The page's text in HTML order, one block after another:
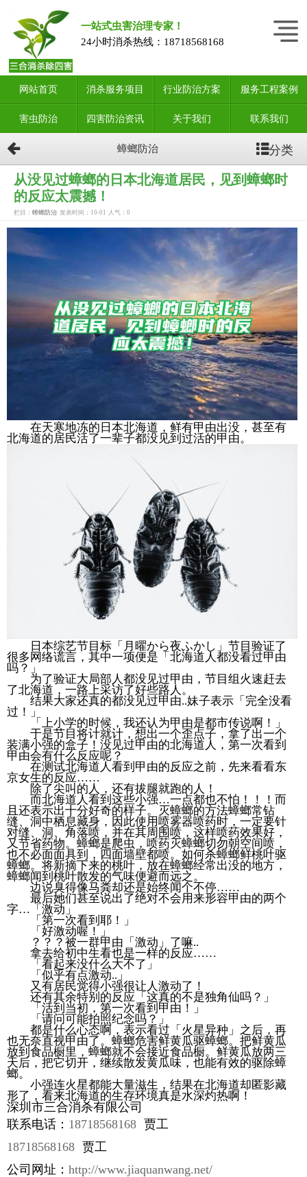
一站式虫害治理专家！
24小时消杀热线： 18718568168
网站首页 消杀服务项目 行业防治方案 服务工程案例
害虫防治 四害防治资讯 关于我们 联系我们
蟑螂防治 分类
从没见过蟑螂的日本北海道居民，见到蟑螂时
的反应太震撼！
栏目： 蟑螂防治 发表时间：10-01 人气： 0
在天寒地冻的日本北海道，鲜有甲由出没，甚至有
北海道的居民活了一辈子都没见到过活的甲由。
日本综艺节目标「月曜から夜ふかし」节目验证了
很多网络谎言，其中一项便是「北海道人都没看过甲由
吗？」
为了验证大局部人都没见过甲由，节目组火速赶去
了北海道，一路上采访了好些路人。
结果大家还真的都没见过甲由..妹子表示「完全没看
过！」
「上小学的时候，我还认为甲由是都市传说啊！」
于是节目将计就计，想出一个歪点子，拿了出一个
装满小强的盒子！没见过甲由的北海道人，第一次看到
甲由会有什么反应呢？
在测试北海道人看到甲由的反应之前，先来看看东
京女生的反应……
除了尖叫的人，还有拔腿就跑的人！
而北海道人看到这些小强…一点都也不怕！！！而
且还表示出十分好奇的样子。灭蟑螂的方法蟑螂常钻
缝、洞中栖息藏身，因此使用喷雾器喷药时，一定要针
对缝、洞、角落喷，并在其周围喷，这样喷药效果好，
又节省药物。蟑螂是爬虫，喷药灭蟑螂切勿朝空间喷，
也不必面面具到，四面墙壁都喷。如何杀蟑螂鲜桃叶驱
蟑螂。将新摘下来的桃叶，放在蟑螂经常出没的地方，
蟑螂闻到桃叶散发的气味便避而远之。
边说臭得像马粪却还是始终闻个不停……
最后她们甚至说出了绝对不会用来形容甲由的两个
字…「激动」
「第一次看到耶！」
「好激动喔！」
？？？被一群甲由「激动」了嘛..
拿去给初中生看也是一样的反应……
「看起来没什么大不了」
「似乎有点激动..」
又有居民觉得小强很让人激动了！
还有其余特别的反应「这真的不是独角仙吗？」
「活到当初，第一次看到甲由！」
「请问可能拍照纪念吗？」
都是什么心态啊，表示看过「火星异种」之后，再
也无奈直视甲由了。蟑螂危害鲜黄瓜驱蟑螂。把鲜黄瓜
放到食品橱里，蟑螂就不会接近食品橱。鲜黄瓜放两三
天后，把它切开，继续散发黄瓜味，也能有效的驱除蟑
螂。
小强连火星都能大量滋生，结果在北海道却匿影藏
形了，看来北海道的生存环境真是水深灼热啊！
深圳市三合消杀有限公司
联系电话： 18718568168 贾工
18718568168 贾工
公司网址： http://www.jiaquanwang.net/